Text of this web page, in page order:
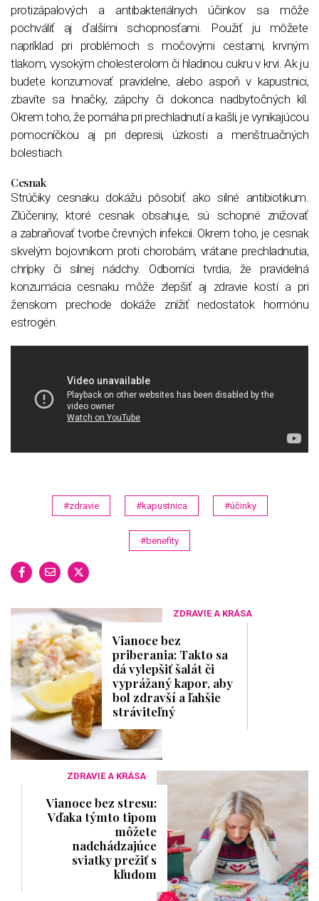
protizápalových a antibakteriálnych účinkov sa môže
pochváliť aj ďalšími schopnosťami. Použiť ju môžete
napríklad pri problémoch s močovými cestami, krvným
tlakom, vysokým cholesterolom či hladinou cukru v krvi. Ak ju
budete konzumovať pravidelne, alebo aspoň v kapustnici,
zbavíte sa hnačky, zápchy či dokonca nadbytočných kíl.
Okrem toho, že pomáha pri prechladnutí a kašli, je vynikajúcou
pomocníčkou aj pri depresii, úzkosti a menštruačných
bolestiach.
Cesnak
Strúčiky cesnaku dokážu pôsobiť ako silné antibiotikum.
Zlúčeniny, ktoré cesnak obsahuje, sú schopné znižovať
a zabraňovať tvorbe črevných infekcii. Okrem toho, je cesnak
skvelým bojovníkom proti chorobám, vrátane prechladnutia,
chrípky či silnej nádchy. Odborníci tvrdia, že pravidelná
konzumácia cesnaku môže zlepšiť aj zdravie kostí a pri
ženskom prechode dokáže znížiť nedostatok hormónu
estrogén.
#zdravie #kapustnica #účinky
#benefity
ZDRAVIE A KRÁSA
Vianoce bez
priberania: Takto sa
dá vylepšiť šalát či
vyprážaný kapor, aby
bol zdravší a ľahšie
stráviteľný
ZDRAVIE A KRÁSA
Vianoce bez stresu:
Vďaka týmto tipom
môžete
nadchádzajúce
sviatky prežiť s
kľudom